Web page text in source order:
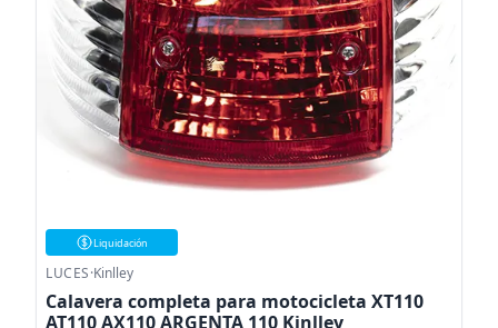
Liquidación
LUCES·Kinlley
Calavera completa para motocicleta XT110
AT110 AX110 ARGENTA 110 Kinlley